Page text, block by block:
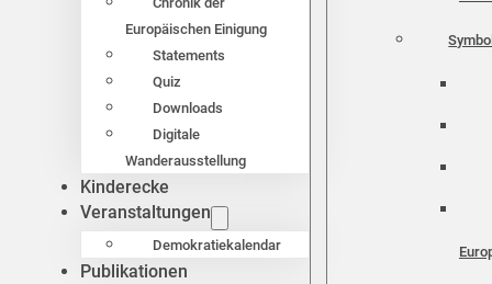
Europäischen Einigung
Statements
Quiz
Downloads
Digitale
Wanderausstellung
Kinderecke
Veranstaltungen
Demokratiekalendar
Publikationen